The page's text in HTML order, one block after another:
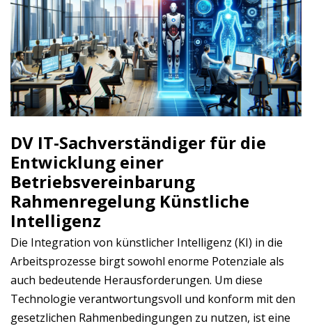
DV IT-Sachverständiger für die
Entwicklung einer
Betriebsvereinbarung
Rahmenregelung Künstliche
Intelligenz
Die Integration von künstlicher Intelligenz (KI) in die
Arbeitsprozesse birgt sowohl enorme Potenziale als
auch bedeutende Herausforderungen. Um diese
Technologie verantwortungsvoll und konform mit den
gesetzlichen Rahmenbedingungen zu nutzen, ist eine